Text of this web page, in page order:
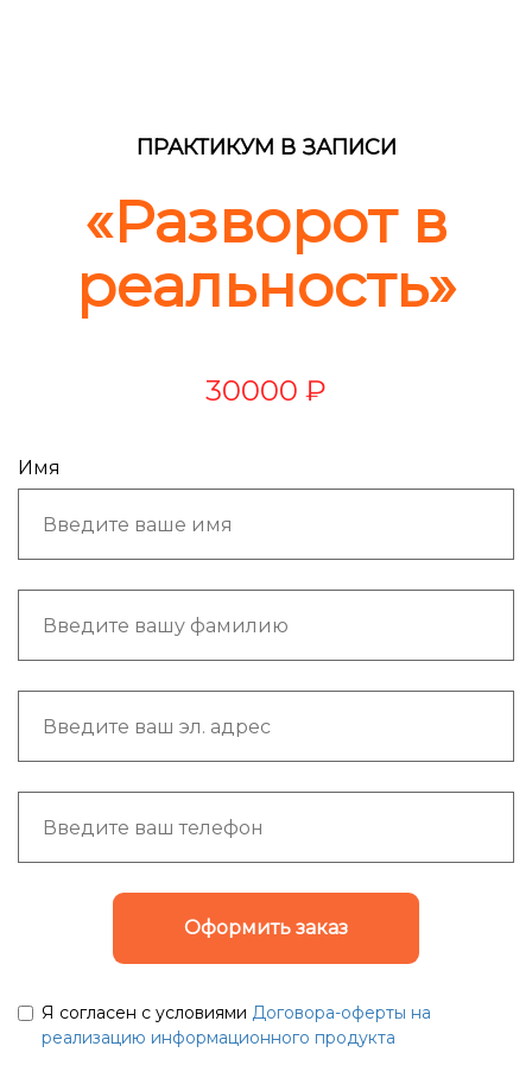
ПРАКТИКУМ В ЗАПИСИ
«Разворот в
реальность»
30000 ₽
Имя
Оформить заказ
Я согласен с условиями Договора-оферты на
реализацию информационного продукта